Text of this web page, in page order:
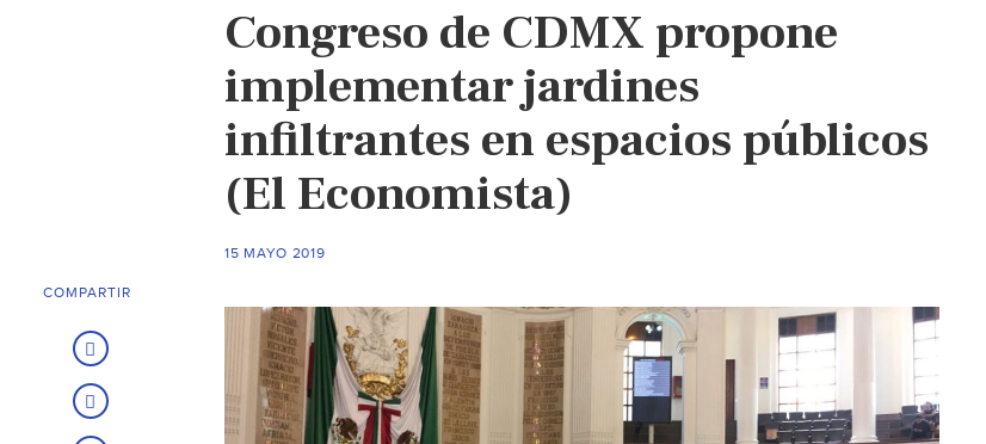
Congreso de CDMX propone
implementar jardines
infiltrantes en espacios públicos
(El Economista)
15 MAYO 2019
COMPARTIR